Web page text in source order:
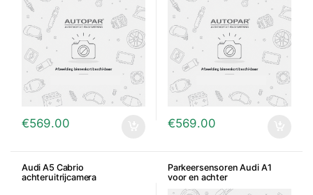
€569.00 €569.00
Audi A5 Cabrio
achteruitrijcamera
Parkeersensoren Audi A1
voor en achter